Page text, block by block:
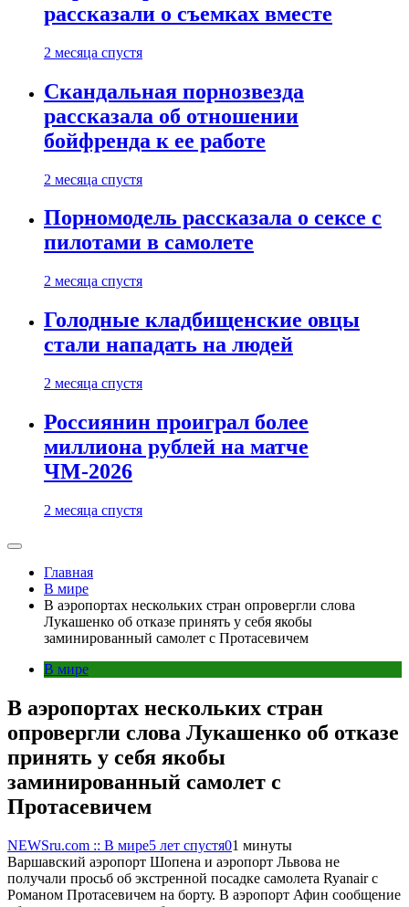
рассказали о съемках вместе
2 месяца спустя
Скандальная порнозвезда
рассказала об отношении
бойфренда к ее работе
2 месяца спустя
Порномодель рассказала о сексе с
пилотами в самолете
2 месяца спустя
Голодные кладбищенские овцы
стали нападать на людей
2 месяца спустя
Россиянин проиграл более
миллиона рублей на матче
ЧМ-2026
2 месяца спустя
Главная
В мире
В аэропортах нескольких стран опровергли слова
Лукашенко об отказе принять у себя якобы
заминированный самолет c Протасевичем
В мире
В аэропортах нескольких стран
опровергли слова Лукашенко об отказе
принять у себя якобы
заминированный самолет c
Протасевичем
NEWSru.com :: В мире5 лет спустя01 минуты
Варшавский аэропорт Шопена и аэропорт Львова не
получали просьб об экстренной посадке самолета Ryanair с
Романом Протасевичем на борту. В аэропорт Афин сообщение